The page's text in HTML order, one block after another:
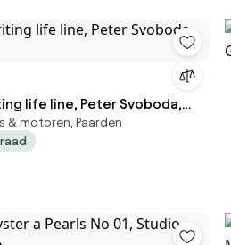
life line, Peter Svoboda,
& motoren, Paarden